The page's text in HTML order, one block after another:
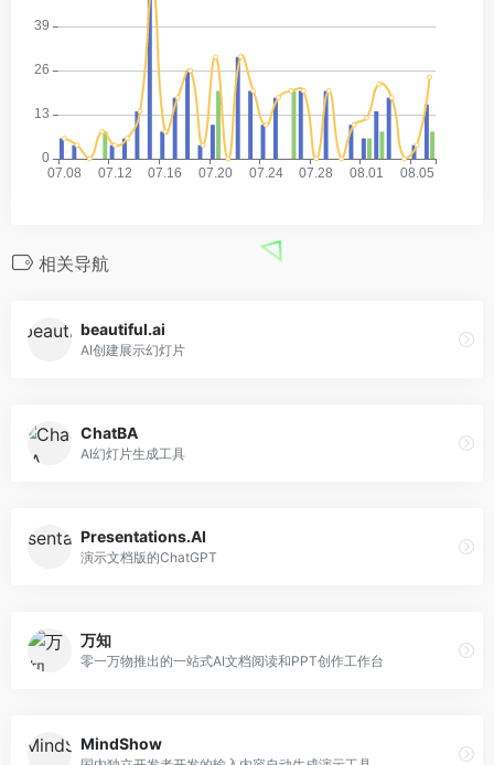
相关导航
beautiful.ai
AI创建展示幻灯片
ChatBA
AI幻灯片生成工具
Presentations.AI
演示文档版的ChatGPT
万知
零一万物推出的一站式AI文档阅读和PPT创作工作台
MindShow